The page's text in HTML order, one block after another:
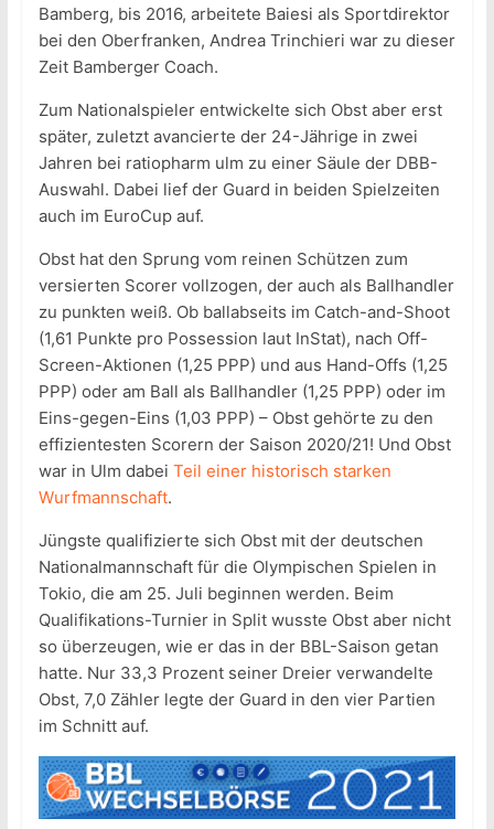
Bamberg, bis 2016, arbeitete Baiesi als Sportdirektor
bei den Oberfranken, Andrea Trinchieri war zu dieser
Zeit Bamberger Coach.
Zum Nationalspieler entwickelte sich Obst aber erst
später, zuletzt avancierte der 24-Jährige in zwei
Jahren bei ratiopharm ulm zu einer Säule der DBB-
Auswahl. Dabei lief der Guard in beiden Spielzeiten
auch im EuroCup auf.
Obst hat den Sprung vom reinen Schützen zum
versierten Scorer vollzogen, der auch als Ballhandler
zu punkten weiß. Ob ballabseits im Catch-and-Shoot
(1,61 Punkte pro Possession laut InStat), nach Off-
Screen-Aktionen (1,25 PPP) und aus Hand-Offs (1,25
PPP) oder am Ball als Ballhandler (1,25 PPP) oder im
Eins-gegen-Eins (1,03 PPP) – Obst gehörte zu den
effizientesten Scorern der Saison 2020/21! Und Obst
war in Ulm dabei Teil einer historisch starken
Wurfmannschaft.
Jüngste qualifizierte sich Obst mit der deutschen
Nationalmannschaft für die Olympischen Spielen in
Tokio, die am 25. Juli beginnen werden. Beim
Qualifikations-Turnier in Split wusste Obst aber nicht
so überzeugen, wie er das in der BBL-Saison getan
hatte. Nur 33,3 Prozent seiner Dreier verwandelte
Obst, 7,0 Zähler legte der Guard in den vier Partien
im Schnitt auf.